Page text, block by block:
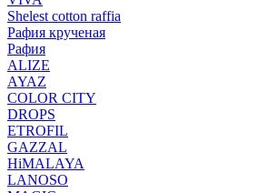
Shelest cotton raffia
Рафия крученая
Рафия
ALIZE
AYAZ
COLOR CITY
DROPS
ETROFIL
GAZZAL
HiMALAYA
LANOSO